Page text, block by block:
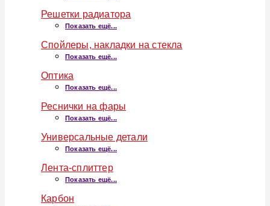
Решетки радиатора
Показать ещё...
Спойлеры, накладки на стекла
Показать ещё...
Оптика
Показать ещё...
Реснички на фары
Показать ещё...
Универсальные детали
Показать ещё...
Лента-сплиттер
Показать ещё...
Карбон